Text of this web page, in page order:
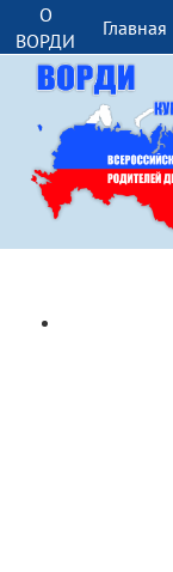
О
ВОРДИ
Главная